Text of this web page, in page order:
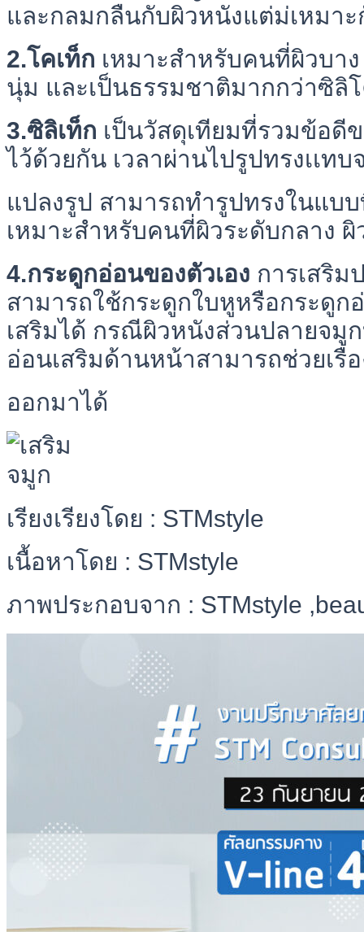
และกลมกลืนกับผิวหนังแต่ม่เหมา
2.โคเท็ก เหมาะสำหรับคนที่ผิวบา
นุ่ม และเป็นธรรมชาติมากกว่าซิลิ
3.ซิลิเท็ก เป็นวัสดุเทียมที่รวมข้อดี
ไว้ด้วยกัน เวลาผ่านไปรูปทรงเเทบ
แปลงรูป สามารถทำรูปทรงในแบ
เหมาะสำหรับคนที่ผิวระดับกลาง
4.กระดูกอ่อนของตัวเอง การเสริ
สามารถใช้กระดูกใบหูหรือกระดูก
เสริมได้ กรณีผิวหนังส่วนปลายจมู
อ่อนเสริมด้านหน้าสามารถช่วยเรื่
ออกมาได้
เรียงเรียงโดย : STMstyle
เนื้อหาโดย : STMstyle
ภาพประกอบจาก : STMstyle